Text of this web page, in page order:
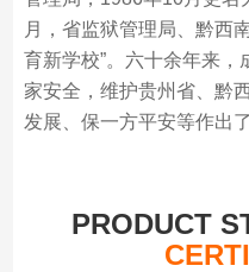
月，省监狱管理局、黔西
育新学校”。六十余年来，
家安全，维护贵州省、黔
发展、保一方平安等作出
PRODUCT